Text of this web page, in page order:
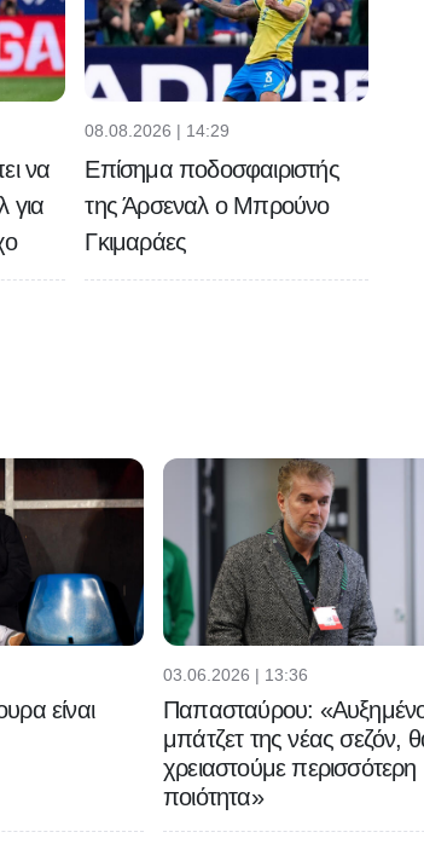
να
για
08.08.2026 | 14:29
Επίσημα ποδοσφαιριστής
της Άρσεναλ ο Μπρούνο
Γκιμαράες
είναι
03.06.2026 | 13:36
Παπασταύρου:
μπάτζετ της νέας σεζόν,
χρειαστούμε περισσότερη
ποιότητα»